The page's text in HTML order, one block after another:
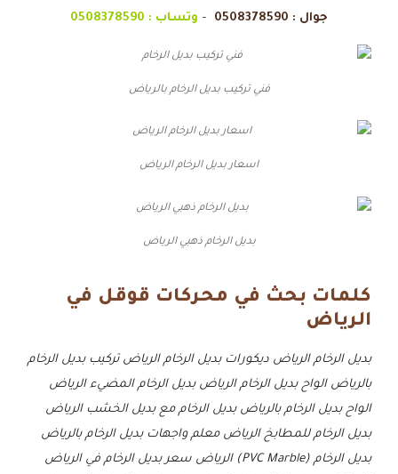
جوال : 0508378590
– وتساب : 0508378590
فني تركيب بديل الرخام بالرياض
اسعار بديل الرخام الرياض
بديل الرخام ذهبي الرياض
كلمات بحث في محركات قوقل في
الرياض
بديل الرخام الرياض ديكورات بديل الرخام الرياضتركيب بديل الرخام
بالرياض الواح بديل الرخام الرياضبديل الرخام المضيء الرياض
الواح بديل الرخام بالرياض بديل الرخام مع بديل الخشب الرياض
بديل الرخام للمطابخ الرياض معلم واجهات بديل الرخام بالرياض
بديل الرخام (PVC Marble) الرياض
سعر بديل الرخام في الرياض